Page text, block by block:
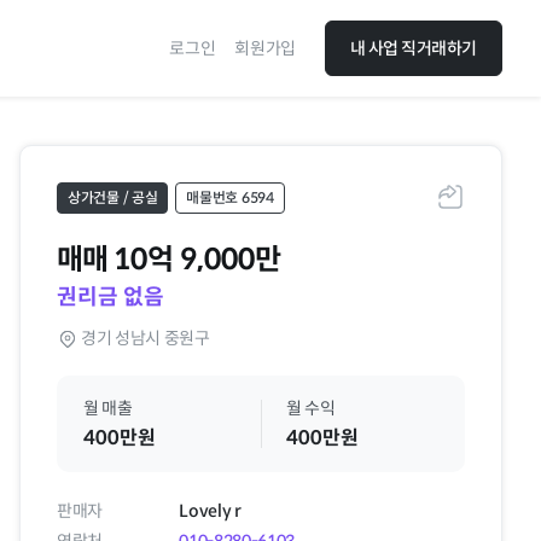
로그인 회원가입 내 사업 직거래하기
공유하기
상가건물 / 공실 매물번호 6594
매매 10억 9,000만
권리금 없음
경기 성남시 중원구
월 매출
400만원
월 수익
400만원
판매자
Lovely r